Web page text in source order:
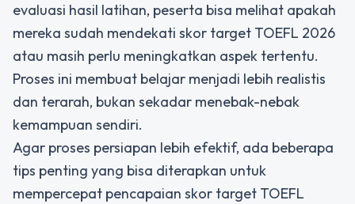
evaluasi hasil latihan, peserta bisa melihat apakah
mereka sudah mendekati skor target TOEFL 2026
atau masih perlu meningkatkan aspek tertentu.
Proses ini membuat belajar menjadi lebih realistis
dan terarah, bukan sekadar menebak-nebak
kemampuan sendiri.
Agar proses persiapan lebih efektif, ada beberapa
tips penting yang bisa diterapkan untuk
mempercepat pencapaian skor target TOEFL